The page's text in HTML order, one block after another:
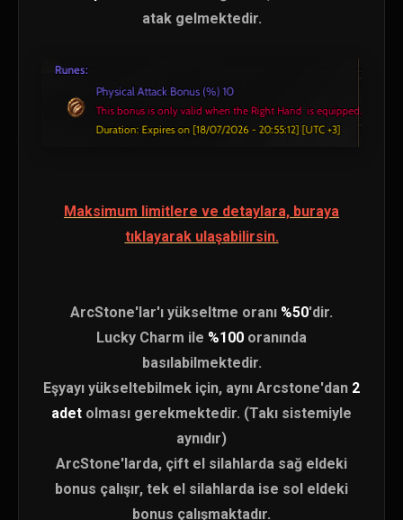
atak gelmektedir.
Maksimum limitlere ve detaylara, buraya
tıklayarak ulaşabilirsin.
ArcStone'lar'ı yükseltme oranı %50'dir.
Lucky Charm ile %100 oranında
basılabilmektedir.
Eşyayı yükseltebilmek için, aynı Arcstone'dan 2
adet olması gerekmektedir. (Takı sistemiyle
aynıdır)
ArcStone'larda, çift el silahlarda sağ eldeki
bonus çalışır, tek el silahlarda ise sol eldeki
bonus çalışmaktadır.